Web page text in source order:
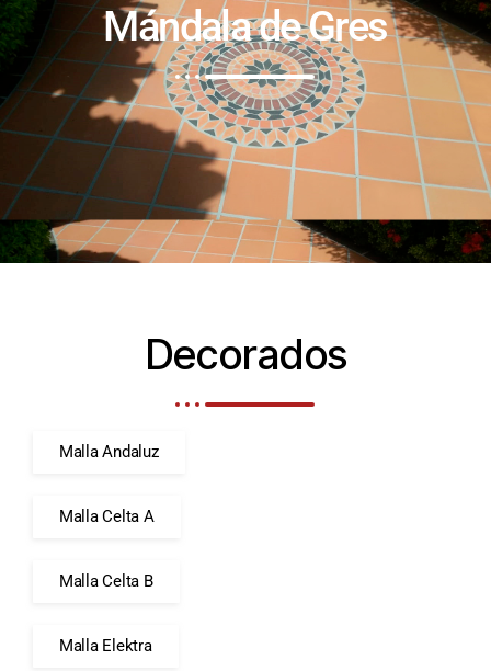
Mándala de Gres
Decorados
Malla Andaluz
Malla Celta A
Malla Celta B
Malla Elektra